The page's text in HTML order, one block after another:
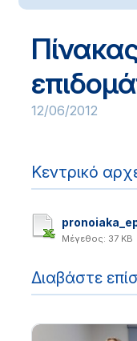
12/06/2012
Κεντρικό
Μέγεθος: 37 KB
Διαβάστε